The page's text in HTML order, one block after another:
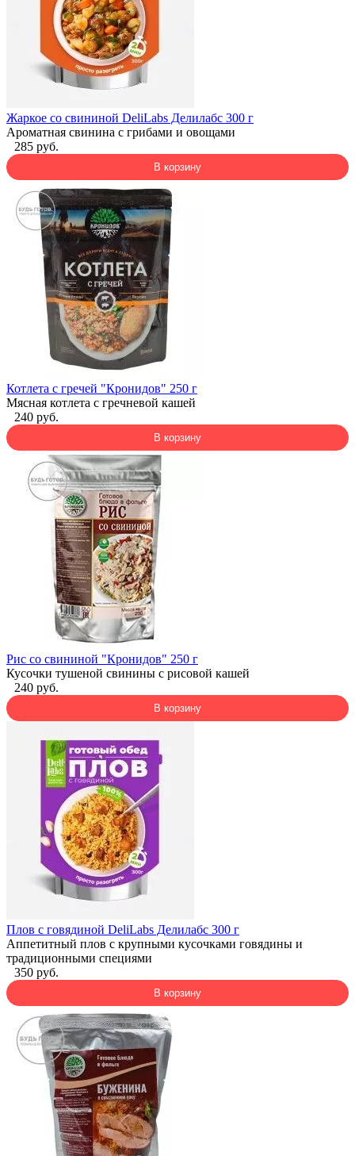
Жаркое со свининой DeliLabs Делилабс 300 г
Ароматная свинина с грибами и овощами
285 руб.
В корзину
Котлета с гречей "Кронидов" 250 г
Мясная котлета с гречневой кашей
240 руб.
В корзину
Рис со свининой "Кронидов" 250 г
Кусочки тушеной свинины с рисовой кашей
240 руб.
В корзину
Плов с говядиной DeliLabs Делилабс 300 г
Аппетитный плов с крупными кусочками говядины и
традиционными специями
350 руб.
В корзину